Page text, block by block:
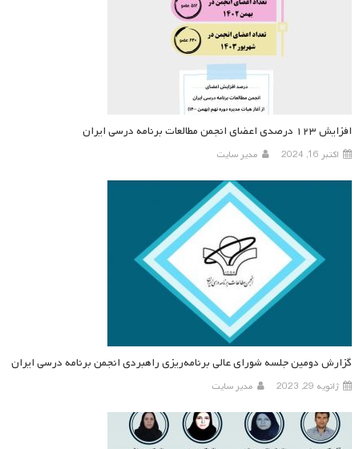
افزایش ۱۲۳ درصدی اعضای انجمن مطالعات برنامه درسی ایران
اکتبر 16, 2024 مدیر سایت
گزارش دومین جلسه شورای عالی برنامه‌ریزی راهبردی انجمن برنامه درسی ایران
ژانویه 29, 2023 مدیر سایت